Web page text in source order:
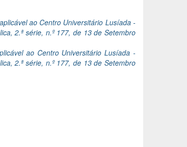
ao Centro Universitário Lusíada -
2.ª série, n.º 177, de 13 de Setembro
ao Centro Universitário Lusíada -
2.ª série, n.º 177, de 13 de Setembro